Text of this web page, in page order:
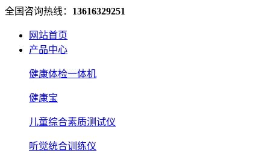
全国咨询热线： 13616329251
网站首页
产品中心
健康体检一体机
健康宝
儿童综合素质测试仪
听觉统合训练仪